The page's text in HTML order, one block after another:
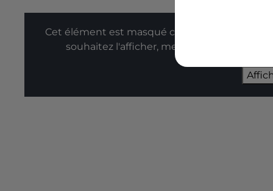
Cet élément est masqué compte-tenu du
souhaitez l'afficher, merci de nous